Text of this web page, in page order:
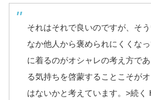
それはそれで良いのですが、そ
なか他人から褒められにくくな
に着るのがオシャレの考え方で
る気持ちを啓蒙することこそが
はないかと考えています。>続く